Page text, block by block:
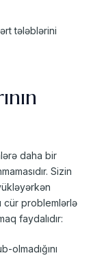
tələblərini
daha bir
Sizin
cür problemlərlə
faydalıdır: